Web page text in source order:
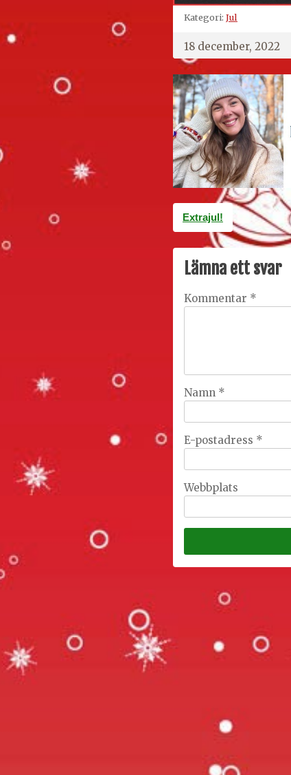
Kategori: Jul
18 december, 2022
Inläggsnavigering
Extrajul!
Lämna ett svar
Kommentar *
Namn *
E-postadress *
Webbplats